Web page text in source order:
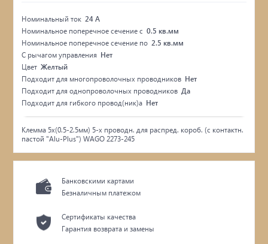
Номинальный ток 24 А
Номинальное поперечное сечение с0.5 кв.мм
Номинальное поперечное сечение по 2.5 кв.мм
С рычагом управления Нет
ЦветЖелтый
Подходит для многопроволочных проводников Нет
Подходит для однопроволочных проводников Да
Подходит для гибкого провод(ник)а Нет
Клемма 5х(0.5-2.5мм) 5-х проводн. для распред. короб. (с контактн.
пастой "Alu-Plus") WAGO 2273-245
Банковскими картами
Безналичным платежом
Сертификаты качества
Гарантия возврата и замены